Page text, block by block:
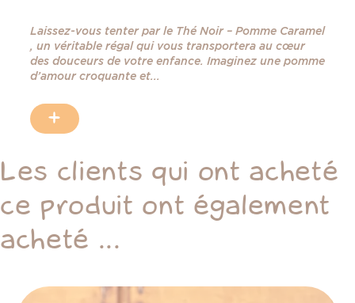
Laissez-vous tenter par le Thé Noir – Pomme Caramel
, un véritable régal qui vous transportera au cœur
des douceurs de votre enfance. Imaginez une pomme
d’amour croquante et...
+
Les clients qui ont acheté
ce produit ont également
acheté ...